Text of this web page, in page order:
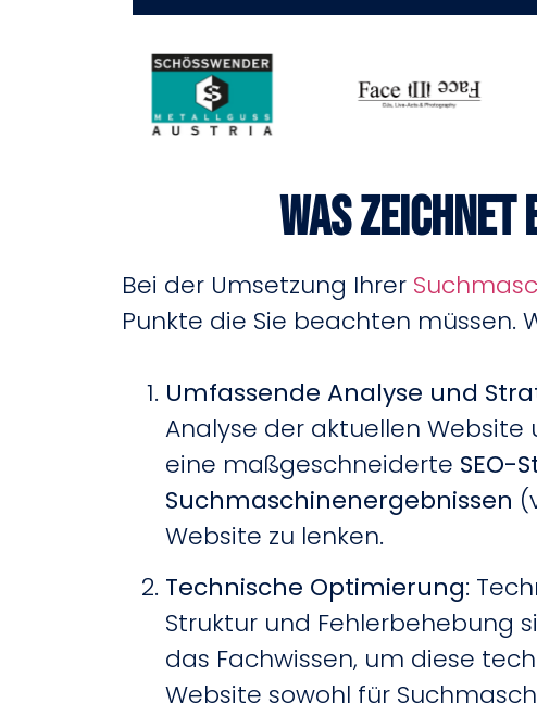
Was zeichnet
Bei der Umsetzung Ihrer
Punkte die Sie beachten müssen.
Umfassende Analyse und
Analyse der aktuellen
eine maßgeschneiderte SEO-
Suchmaschinenergebnissen
Website zu lenken.
Technische Optimierung:
Struktur und Fehlerbehebung
das Fachwissen, um diese
Website sowohl für